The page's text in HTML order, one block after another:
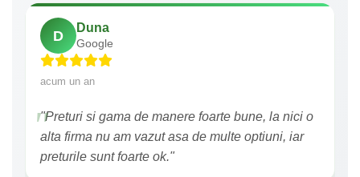
D
Duna
Google
acum un an
"Preturi si gama de manere foarte bune, la nici o
alta firma nu am vazut asa de multe optiuni, iar
preturile sunt foarte ok."